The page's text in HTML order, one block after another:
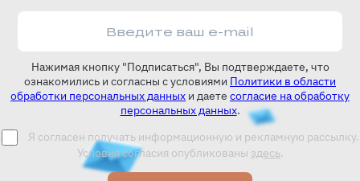
Нажимая кнопку "Подписаться", Вы подтверждаете, что
ознакомились и согласны с условиями Политики в области
обработки персональных данных и даете согласие на обработку
персональных данных.
Я согласен получать информационную и рекламную рассылку.
Условия согласия опубликованы здесь.